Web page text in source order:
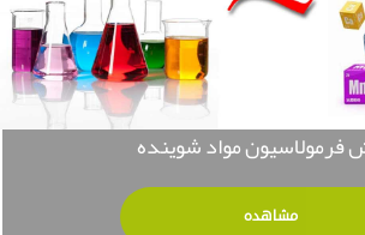
مواد شوینده
مشاهده